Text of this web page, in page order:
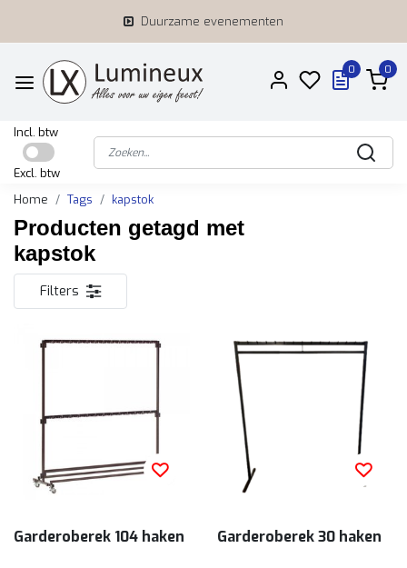
Duurzame evenementen
0 0
Incl. btw
Excl. btw
Home
Tags kapstok
Producten getagd met
kapstok
Filters
Garderoberek 104 haken Garderoberek 30 haken